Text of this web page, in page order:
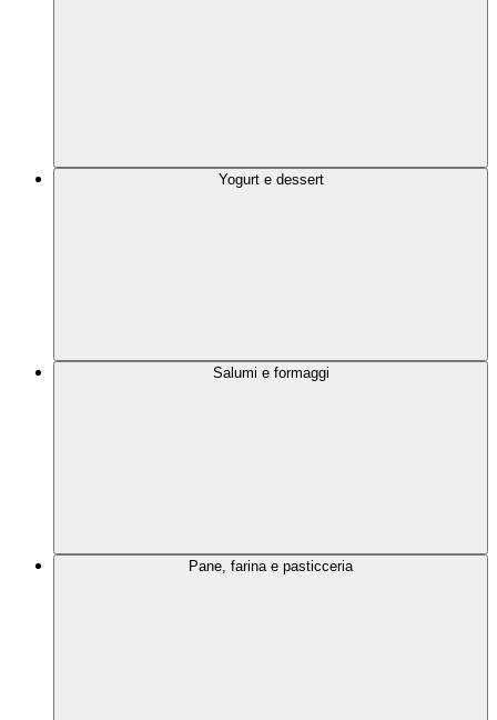
Yogurt e dessert
Salumi e formaggi
Pane, farina e pasticceria